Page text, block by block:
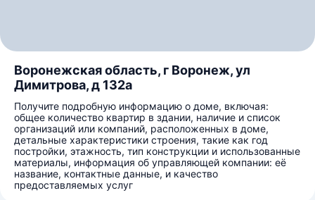
Воронежская область, г Воронеж, ул
Димитрова, д 132а
Получите подробную информацию о доме, включая:
общее количество квартир в здании, наличие и список
организаций или компаний, расположенных в доме,
детальные характеристики строения, такие как год
постройки, этажность, тип конструкции и использованные
материалы, информация об управляющей компании: её
название, контактные данные, и качество
предоставляемых услуг